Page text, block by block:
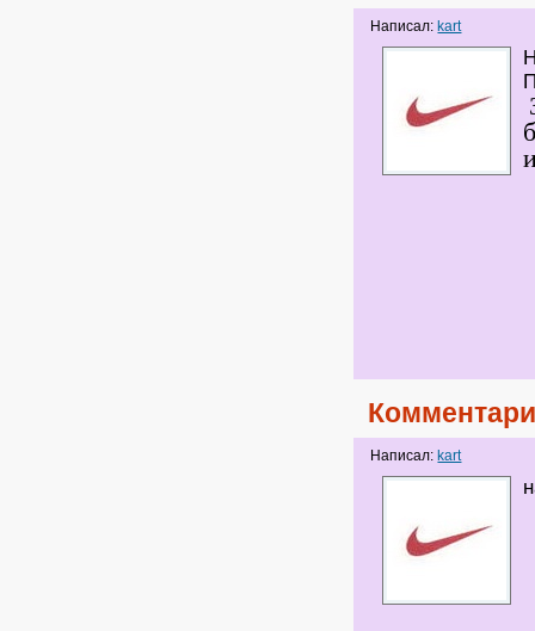
Написал: kart
Написал: kart